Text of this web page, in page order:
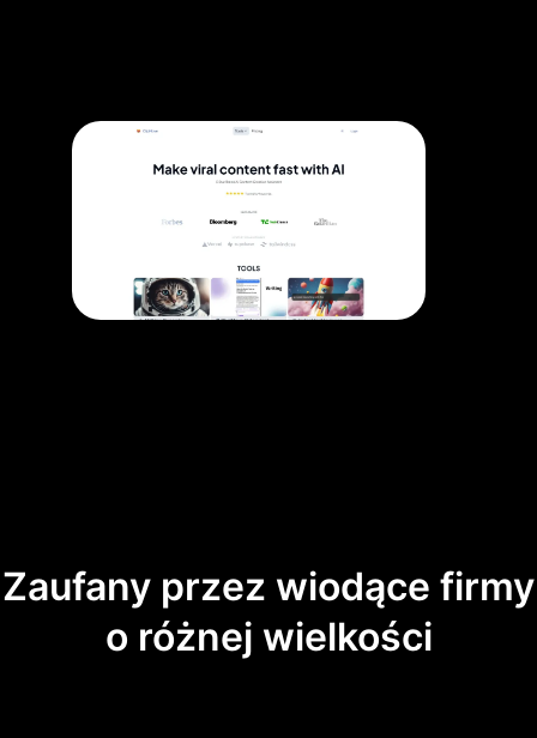
Zaufany przez wiodące firmy
o różnej wielkości